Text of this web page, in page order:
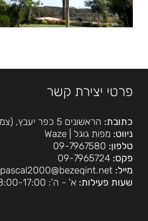
פרטי יצירת קשר
כתובת: הראשונים 5 כפר יעבץ, (צמוד ל'כמיסה')
ניווט: מפות גוגל
Waze
טלפון: 09-7967580
פקס:
מייל: pascal2000@bezeqint.net
שעות פעילות: א' - ה': 8:00-17:00